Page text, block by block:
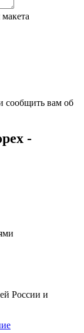
сообщить вам об
-
России и